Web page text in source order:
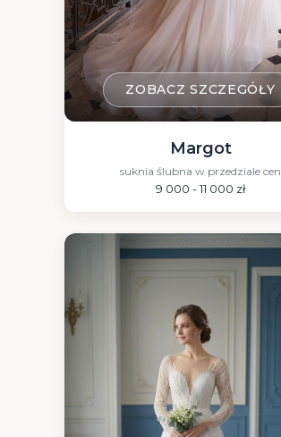
ZOBACZ SZCZEGÓŁY
Margot
suknia ślubna w przedziale cen
9 000 - 11 000 zł